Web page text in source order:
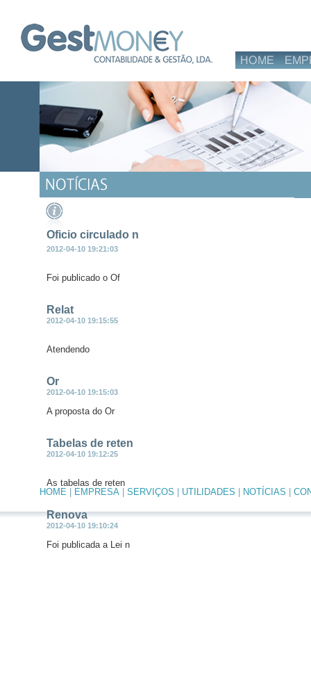
Oficio circulado n
2012-04-10 19:21:03
Foi publicado o Of
Relat
2012-04-10 19:15:55
Atendendo
Or
2012-04-10 19:15:03
A proposta do Or
Tabelas de reten
2012-04-10 19:12:25
As tabelas de reten
Renova
2012-04-10 19:10:24
Foi publicada a Lei n
HOME EMPRESA SERVIÇOS UTILIDADES NOTÍCIAS